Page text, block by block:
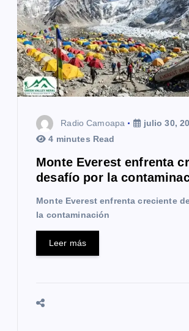
n
d
e
e
Radio Camoapa
julio 30,
4 minutes Read
Monte Everest enfrenta
desafío por la
Monte Everest enfrenta creciente
la contaminación
Leer más